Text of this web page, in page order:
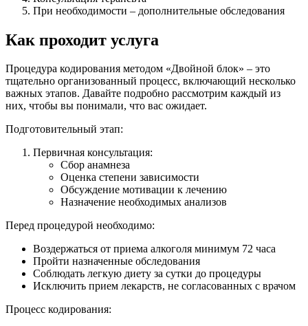
При необходимости – дополнительные обследования
Как проходит услуга
Процедура кодирования методом «Двойной блок» – это
тщательно организованный процесс, включающий несколько
важных этапов. Давайте подробно рассмотрим каждый из
них, чтобы вы понимали, что вас ожидает.
Подготовительный этап:
Первичная консультация:
Сбор анамнеза
Оценка степени зависимости
Обсуждение мотивации к лечению
Назначение необходимых анализов
Перед процедурой необходимо:
Воздержаться от приема алкоголя минимум 72 часа
Пройти назначенные обследования
Соблюдать легкую диету за сутки до процедуры
Исключить прием лекарств, не согласованных с врачом
Процесс кодирования: